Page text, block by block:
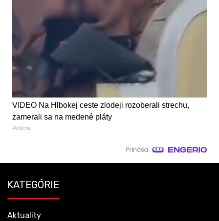
VIDEO Na Hlbokej ceste zlodeji rozoberali strechu,
zamerali sa na medené pláty
Polícia
KATEGÓRIE
Aktuality